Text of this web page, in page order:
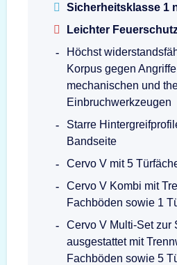
Sicherheitsklasse 1
Leichter
Höchst
Korpus gegen
mechanischen und
Einbruchwerkzeugen
Starre
Bandseite
Cervo V mit 5
Cervo V Kombi mit
Fachböden sowie 1
Cervo V Multi-Set zur
ausgestattet mit
Fachböden sowie 5